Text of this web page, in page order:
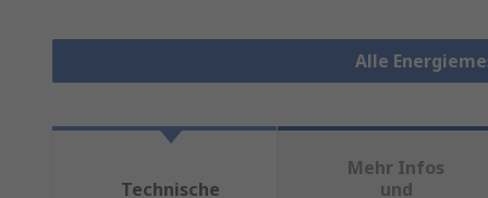
Alle
Technische
Mehr Infos
und